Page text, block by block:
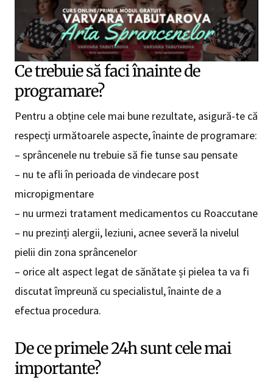
Ce trebuie să faci înainte de
programare?
Pentru a obține cele mai bune rezultate, asigură-te că
respecți următoarele aspecte, înainte de programare:
– sprâncenele nu trebuie să fie tunse sau pensate
– nu te afli în perioada de vindecare post
micropigmentare
– nu urmezi tratament medicamentos cu Roaccutane
– nu prezinți alergii, leziuni, acnee severă la nivelul
pielii din zona sprâncenelor
– orice alt aspect legat de sănătate și pielea ta va fi
discutat împreună cu specialistul, înainte de a
efectua procedura.
De ce primele 24h sunt cele mai
importante?